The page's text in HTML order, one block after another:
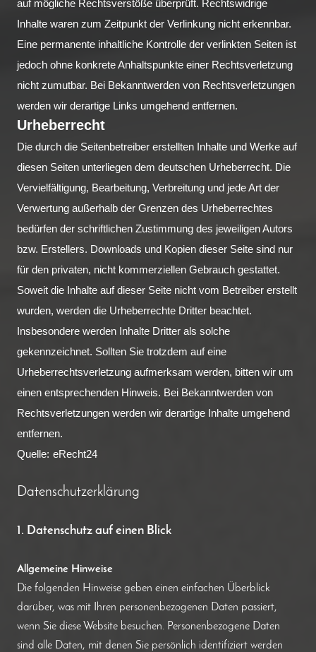
auf mögliche Rechtsverstöße überprüft. Rechtswidrige
Inhalte waren zum Zeitpunkt der Verlinkung nicht erkennbar.
Eine permanente inhaltliche Kontrolle der verlinkten Seiten ist
jedoch ohne konkrete Anhaltspunkte einer Rechtsverletzung
nicht zumutbar. Bei Bekanntwerden von Rechtsverletzungen
werden wir derartige Links umgehend entfernen.
Urheberrecht
Die durch die Seitenbetreiber erstellten Inhalte und Werke auf
diesen Seiten unterliegen dem deutschen Urheberrecht. Die
Vervielfältigung, Bearbeitung, Verbreitung und jede Art der
Verwertung außerhalb der Grenzen des Urheberrechtes
bedürfen der schriftlichen Zustimmung des jeweiligen Autors
bzw. Erstellers. Downloads und Kopien dieser Seite sind nur
für den privaten, nicht kommerziellen Gebrauch gestattet.
Soweit die Inhalte auf dieser Seite nicht vom Betreiber erstellt
wurden, werden die Urheberrechte Dritter beachtet.
Insbesondere werden Inhalte Dritter als solche
gekennzeichnet. Sollten Sie trotzdem auf eine
Urheberrechtsverletzung aufmerksam werden, bitten wir um
einen entsprechenden Hinweis. Bei Bekanntwerden von
Rechtsverletzungen werden wir derartige Inhalte umgehend
entfernen.
Quelle: eRecht24
Datenschutzerklärung
1. Datenschutz auf einen Blick
Allgemeine Hinweise
Die folgenden Hinweise geben einen einfachen Überblick
darüber, was mit Ihren personenbezogenen Daten passiert,
wenn Sie diese Website besuchen. Personenbezogene Daten
sind alle Daten, mit denen Sie persönlich identifiziert werden